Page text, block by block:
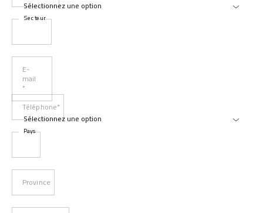
Secteur
E-
mail
*
Téléphone*
Pays
Province